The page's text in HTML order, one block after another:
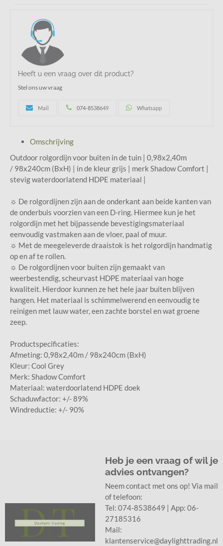
Heeft u een vraag over dit product?
Stel ons uw vraag
Mail 074-8538649 Whatsapp
Omschrijving
Outdoor rolgordijn voor buiten in de tuin | 0,98x2,40m
/ 98x240cm (BxH) | in de kleur grijs | merk Shadow Comfort |
stevig waterdoorlatend HDPE materiaal |
☼ De rolgordijnen zijn aan de onderkant aan beide kanten van
de onderbuis voorzien van een D-ring. Hiermee kun je het
rolgordijn met het bijpassende bevestigingsmateriaal
eenvoudig vastmaken aan de vloer, paal of muur.
☼ Met de meegeleverde draaistok is het rolgordijn handmatig
op en af te rollen.
☼ De rolgordijnen voor buiten zijn gemaakt van
weerbestendig, scheurvast HDPE materiaal van hoge
kwaliteit. Hierdoor kunnen ze het hele jaar buiten blijven
hangen. Het materiaal is schimmelwerend en eenvoudig te
reinigen met lauw water, een zachte borstel en wat groene
zeep.
Productspecificaties:
Afmeting: 0,98x2,40m / 98x240cm (BxH)
Kleur: Cool Grey
Merk: Shadow Comfort
Materiaal: waterdoorlatend HDPE doek
Schaduwfactor: +/- 89%
Windreductie: +/- 90%
Heb je een vraag of wil je
advies ontvangen?
Neem contact met ons op! Via mail
of telefoon:
Tel: 074-8538649 | App: 06-
27185316
Mail:
klantenservice@daylighttrading.nl